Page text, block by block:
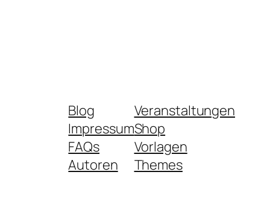
Blog
Impressum
FAQs
Autoren
Veranstaltungen
Shop
Vorlagen
Themes